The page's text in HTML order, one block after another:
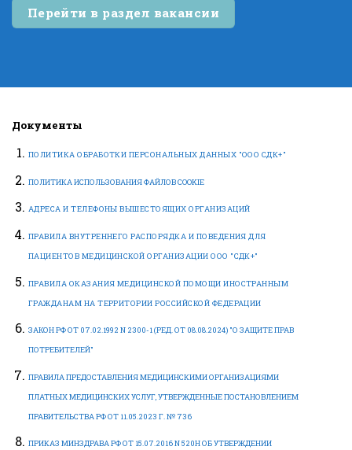
Перейти в раздел вакансии
Документы
ПОЛИТИКА ОБРАБОТКИ ПЕРСОНАЛЬНЫХ ДАННЫХ "ООО СДК+"
ПОЛИТИКА ИСПОЛЬЗОВАНИЯ ФАЙЛОВ COOKIE
АДРЕСА И ТЕЛЕФОНЫ ВЫШЕСТОЯЩИХ ОРГАНИЗАЦИЙ
ПРАВИЛА ВНУТРЕННЕГО РАСПОРЯДКА И ПОВЕДЕНИЯ ДЛЯ
ПАЦИЕНТОВ МЕДИЦИНСКОЙ ОРГАНИЗАЦИИ ООО "СДК+"
ПРАВИЛА ОКАЗАНИЯ МЕДИЦИНСКОЙ ПОМОЩИ ИНОСТРАННЫМ
ГРАЖДАНАМ НА ТЕРРИТОРИИ РОССИЙСКОЙ ФЕДЕРАЦИИ
ЗАКОН РФ ОТ 07.02.1992 N 2300-1 (РЕД. ОТ 08.08.2024) "О ЗАЩИТЕ ПРАВ
ПОТРЕБИТЕЛЕЙ"
ПРАВИЛА ПРЕДОСТАВЛЕНИЯ МЕДИЦИНСКИМИ ОРГАНИЗАЦИЯМИ
ПЛАТНЫХ МЕДИЦИНСКИХ УСЛУГ, УТВЕРЖДЕННЫЕ ПОСТАНОВЛЕНИЕМ
ПРАВИТЕЛЬСТВА РФ ОТ 11.05.2023 Г. № 736
ПРИКАЗ МИНЗДРАВА РФ ОТ 15.07.2016 N 520Н ОБ УТВЕРЖДЕНИИ